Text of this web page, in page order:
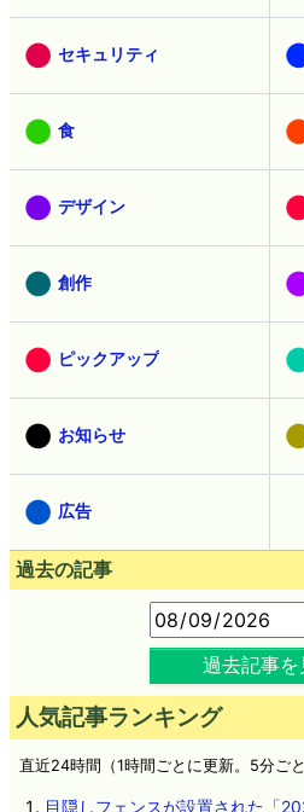
セキュリティ
食
デザイン
創作
ピックアップ
お知らせ
広告
過去の記事
過去記事を
人気記事ランキング
直近24時間（1時間ごとに更新。5分ご
目隠しフェンスが設置された「